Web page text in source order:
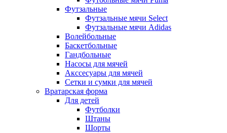
Футзальные
Футзальные мячи Select
Футзальные мячи Adidas
Волейбольные
Баскетбольные
Гандбольные
Насосы для мячей
Акссесуары для мячей
Сетки и сумки для мячей
Вратарская форма
Для детей
Футболки
Штаны
Шорты